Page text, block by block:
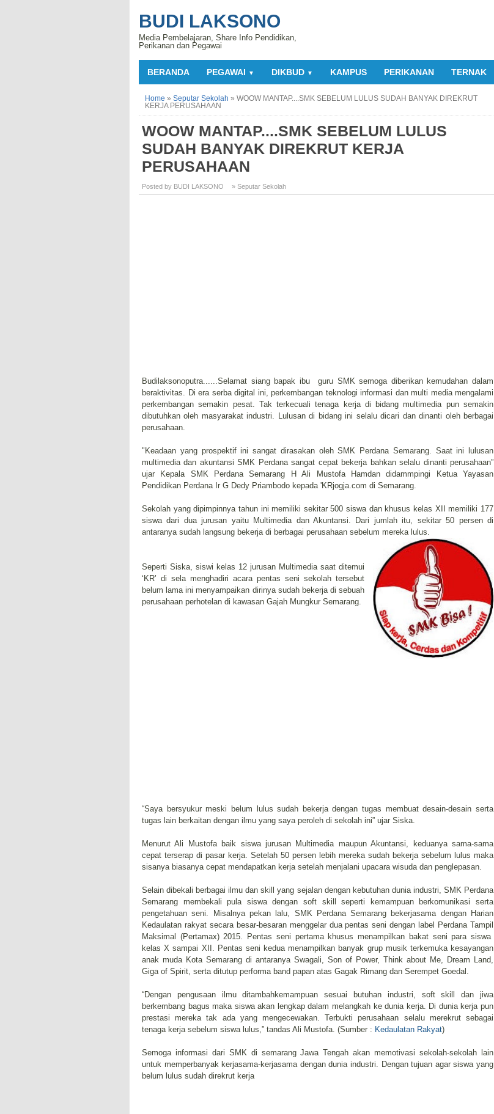
BUDI LAKSONO
Media Pembelajaran, Share Info Pendidikan,
Perikanan dan Pegawai
BERANDA PEGAWAI ▼ DIKBUD ▼ KAMPUS PERIKANAN TERNAK
Home » Seputar Sekolah » WOOW MANTAP....SMK SEBELUM LULUS SUDAH BANYAK DIREKRUT
KERJA PERUSAHAAN
WOOW MANTAP....SMK SEBELUM LULUS
SUDAH BANYAK DIREKRUT KERJA
PERUSAHAAN
Posted by BUDI LAKSONO » Seputar Sekolah
Budilaksonoputra......Selamat siang bapak ibu guru SMK semoga diberikan kemudahan dalam
beraktivitas. Di era serba digital ini, perkembangan teknologi informasi dan multi media mengalami
perkembangan semakin pesat. Tak terkecuali tenaga kerja di bidang multimedia pun semakin
dibutuhkan oleh masyarakat industri. Lulusan di bidang ini selalu dicari dan dinanti oleh berbagai
perusahaan.
"Keadaan yang prospektif ini sangat dirasakan oleh SMK Perdana Semarang. Saat ini lulusan
multimedia dan akuntansi SMK Perdana sangat cepat bekerja bahkan selalu dinanti perusahaan”
ujar Kepala SMK Perdana Semarang H Ali Mustofa
Hamdan didammpingi Ketua Yayasan
Pendidikan Perdana Ir G Dedy Priambodo kepada 'KRjogja.com di Semarang.
Sekolah yang dipimpinnya tahun ini memiliki sekitar 500 siswa dan khusus kelas XII memiliki 177
siswa dari dua jurusan yaitu Multimedia dan Akuntansi. Dari jumlah itu, sekitar 50 persen di
antaranya sudah langsung bekerja di berbagai perusahaan sebelum mereka lulus.
Seperti Siska, siswi kelas 12 jurusan Multimedia saat ditemui
‘KR’ di sela menghadiri acara pentas seni sekolah tersebut
belum lama ini menyampaikan dirinya sudah bekerja di sebuah
perusahaan perhotelan di kawasan Gajah Mungkur Semarang.
“Saya bersyukur meski belum lulus sudah bekerja dengan tugas membuat desain-desain serta
tugas lain berkaitan dengan ilmu yang saya peroleh di sekolah ini” ujar Siska.
Menurut Ali Mustofa baik siswa jurusan Multimedia maupun Akuntansi, keduanya sama-sama
cepat terserap di pasar kerja. Setelah 50 persen lebih mereka sudah bekerja sebelum lulus maka
sisanya biasanya cepat mendapatkan kerja setelah menjalani upacara wisuda dan penglepasan.
Selain dibekali berbagai ilmu dan skill yang sejalan dengan kebutuhan dunia industri, SMK Perdana
Semarang membekali pula siswa dengan soft skill seperti kemampuan berkomunikasi serta
pengetahuan seni. Misalnya pekan lalu, SMK Perdana Semarang bekerjasama dengan Harian
Kedaulatan rakyat secara besar-besaran menggelar dua pentas seni dengan label Perdana Tampil
Maksimal (Pertamax) 2015. Pentas seni pertama khusus menampilkan bakat seni para siswa
kelas X sampai XII. Pentas seni kedua menampilkan banyak grup musik terkemuka kesayangan
anak muda Kota Semarang di antaranya Swagali, Son of Power, Think about Me, Dream Land,
Giga of Spirit, serta ditutup performa band papan atas Gagak Rimang dan Serempet Goedal.
“Dengan pengusaan ilmu ditambahkemampuan sesuai butuhan industri, soft skill dan jiwa
berkembang bagus maka siswa akan lengkap dalam melangkah ke dunia kerja. Di dunia kerja pun
prestasi mereka tak ada yang mengecewakan. Terbukti perusahaan selalu merekrut sebagai
tenaga kerja sebelum siswa lulus,” tandas Ali Mustofa. (Sumber : Kedaulatan Rakyat)
Semoga informasi dari SMK di semarang Jawa Tengah akan memotivasi sekolah-sekolah lain
untuk memperbanyak kerjasama-kerjasama dengan dunia industri. Dengan tujuan agar siswa yang
belum lulus sudah direkrut kerja